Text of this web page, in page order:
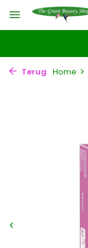
Terug Home